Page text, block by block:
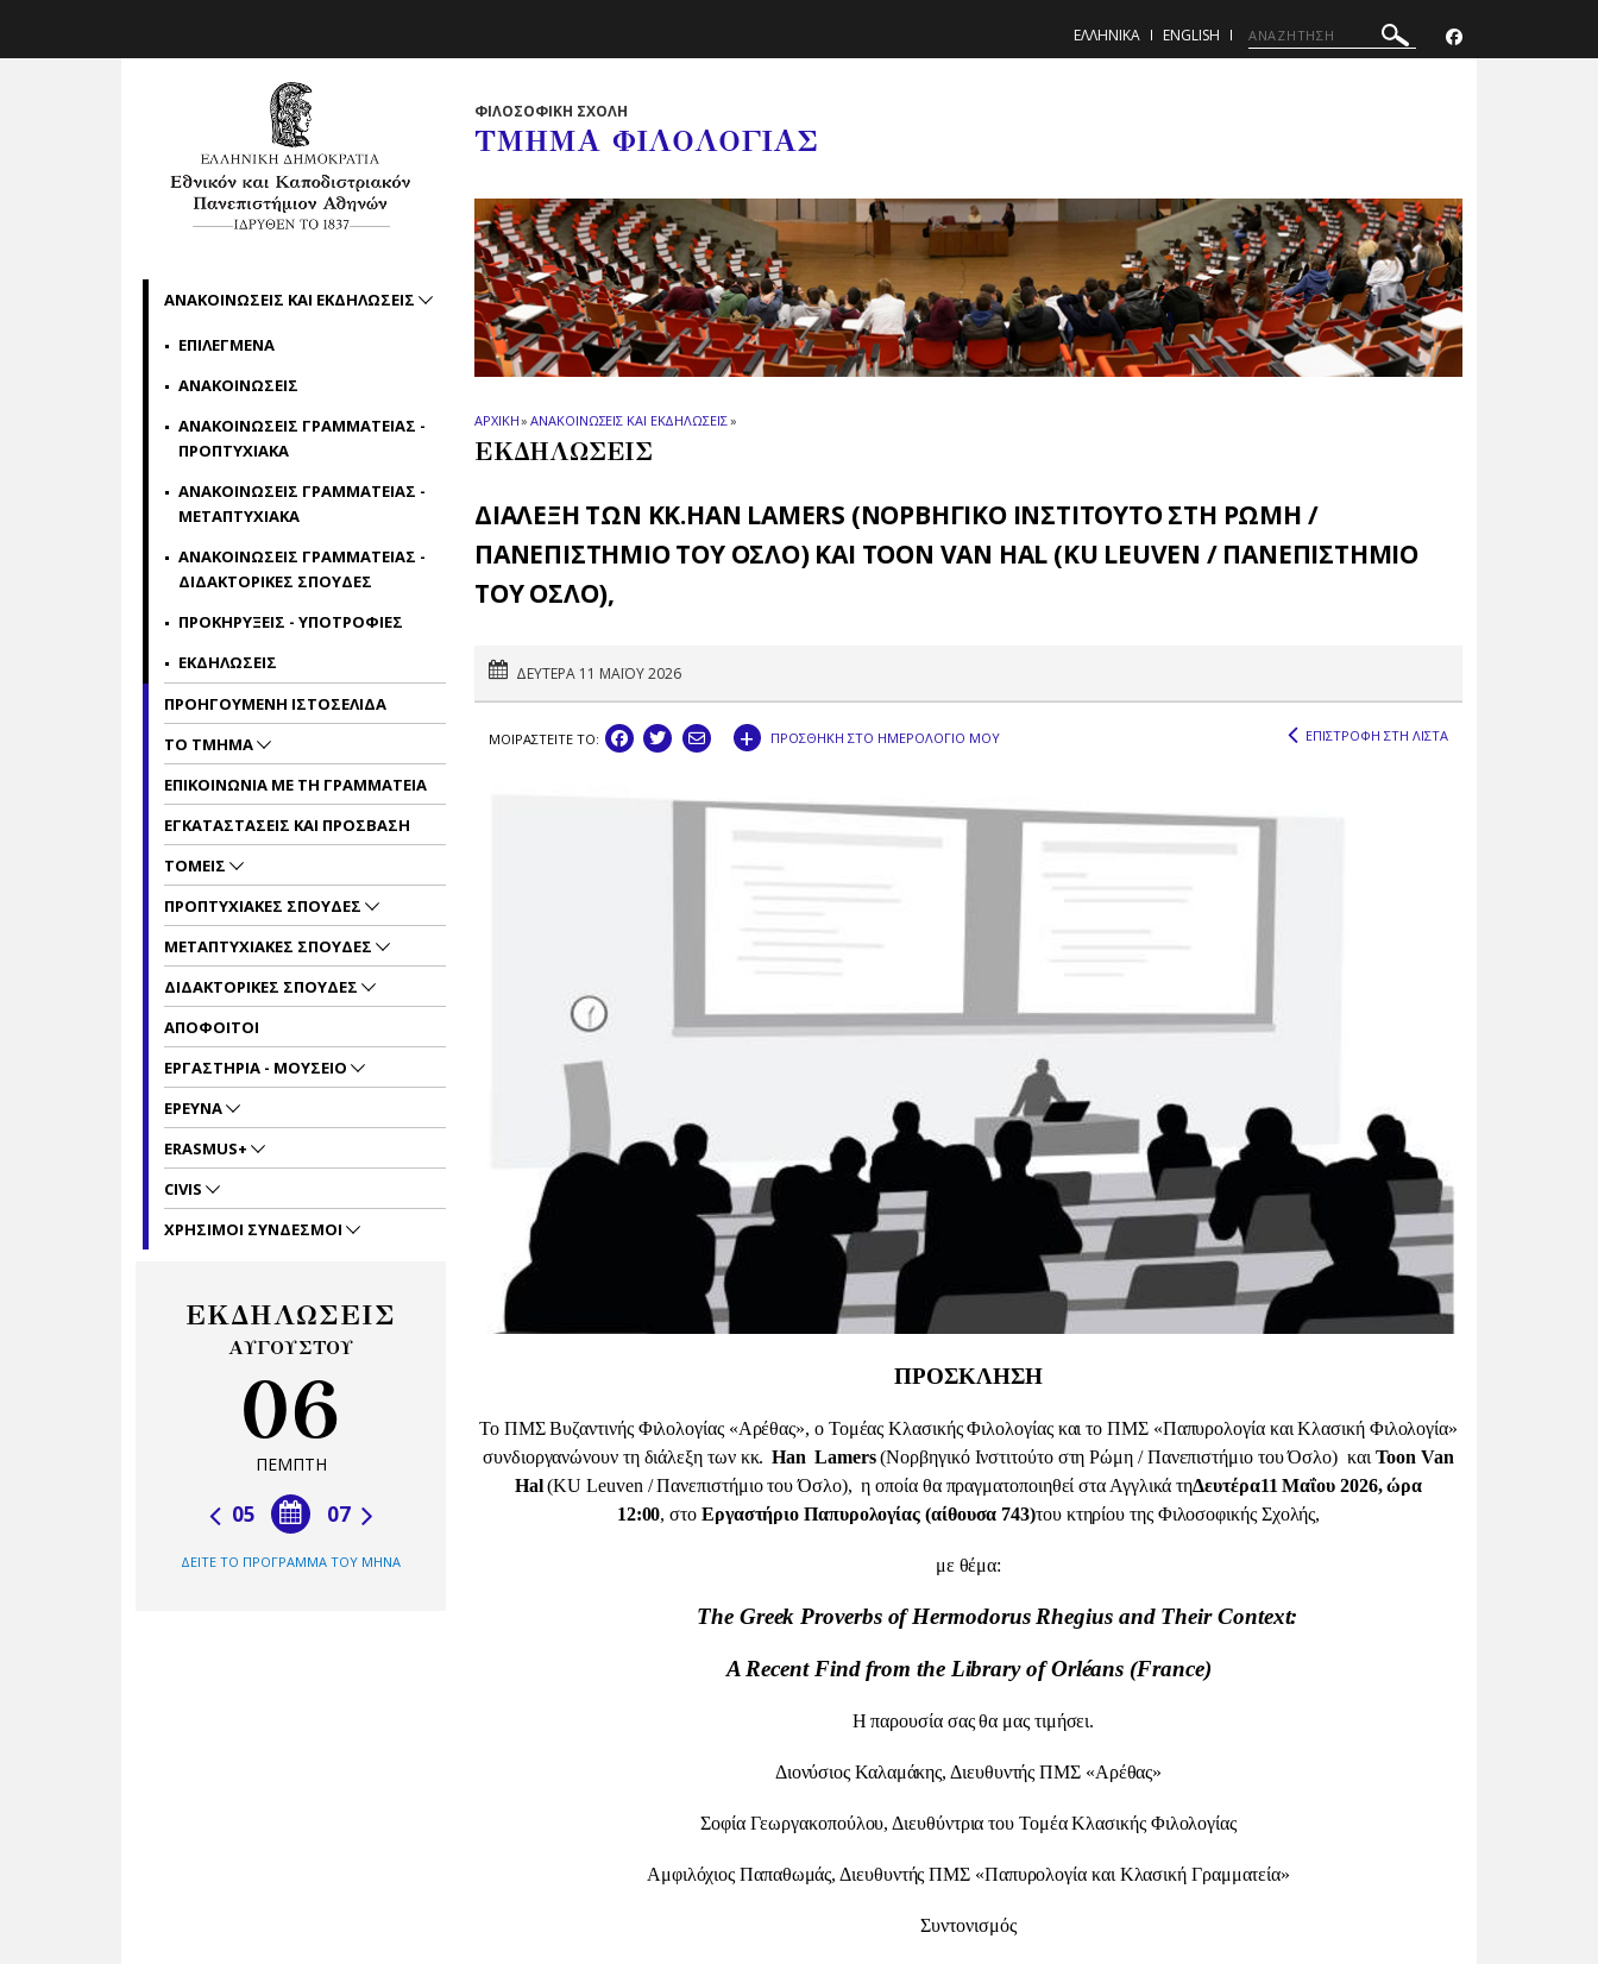
ΕΛΛΗΝΙΚΑ ENGLISH
ΦΙΛΟΣΟΦΙΚΗ ΣΧΟΛΗ
ΤΜΗΜΑ ΦΙΛΟΛΟΓΙΑΣ
ΑΡΧΙΚΗ» ΑΝΑΚΟΙΝΩΣΕΙΣ ΚΑΙ ΕΚΔΗΛΩΣΕΙΣ»
ΕΚΔΗΛΩΣΕΙΣ
ΔΙΑΛΕΞΗ ΤΩΝ ΚΚ.HAN LAMERS (ΝΟΡΒΗΓΙΚΟ ΙΝΣΤΙΤΟΥΤΟ ΣΤΗ ΡΩΜΗ /
ΠΑΝΕΠΙΣΤΗΜΙΟ ΤΟΥ ΟΣΛΟ) ΚΑΙ TOON VAN HAL (KU LEUVEN / ΠΑΝΕΠΙΣΤΗΜΙΟ
ΤΟΥ ΟΣΛΟ),
ΔΕΥΤΕΡΑ 11 ΜΑΪΟΥ 2026
ΜΟΙΡΑΣΤEIΤΕ ΤΟ: + ΠΡΟΣΘΗΚΗ ΣΤΟ ΗΜΕΡΟΛΟΓΙΟ ΜΟΥ ΕΠΙΣΤΡΟΦΗ ΣΤΗ ΛΙΣΤΑ
ΠΡΟΣΚΛΗΣΗ
Το ΠΜΣ Βυζαντινής Φιλολογίας «Αρέθας», ο Τομέας Κλασικής Φιλολογίας και τοΠΜΣ «Παπυρολογία και Κλασική Φιλολογία»
συνδιοργανώνουν τη διάλεξη των κκ. Han Lamers(Νορβηγικό Ινστιτούτο στη Ρώμη / Πανεπιστήμιο του Όσλο) και Toon Van
Hal(KU Leuven / Πανεπιστήμιο του Όσλο), η οποία θα πραγματοποιηθεί στα Αγγλικά τηΔευτέρα11 Μαΐου 2026, ώρα
12:00,στο Εργαστήριο Παπυρολογίας (αίθουσα 743)του κτηρίου της Φιλοσοφικής Σχολής,
με θέμα:
The Greek Proverbs of Hermodorus Rhegius and Their Context:
A Recent Find from the Library of Orléans (France)
Η παρουσία σας θα μας τιμήσει.
Διονύσιος Καλαμάκης, Διευθυντής ΠΜΣ «Αρέθας»
Σοφία Γεωργακοπούλου, Διευθύντρια του Τομέα Κλασικής Φιλολογίας
Αμφιλόχιος Παπαθωμάς, Διευθυντής ΠΜΣ «Παπυρολογία και Κλασική Γραμματεία»
Συντονισμός
ΑΝΑΚΟΙΝΩΣΕΙΣ ΚΑΙ ΕΚΔΗΛΩΣΕΙΣ
ΕΠΙΛΕΓΜΕΝΑ
ΑΝΑΚΟΙΝΩΣΕΙΣ
ΑΝΑΚΟΙΝΩΣΕΙΣ ΓΡΑΜΜΑΤΕΙΑΣ -
ΠΡΟΠΤΥΧΙΑΚΑ
ΑΝΑΚΟΙΝΩΣΕΙΣ ΓΡΑΜΜΑΤΕΙΑΣ -
ΜΕΤΑΠΤΥΧΙΑΚΑ
ΑΝΑΚΟΙΝΩΣΕΙΣ ΓΡΑΜΜΑΤΕΙΑΣ -
ΔΙΔΑΚΤΟΡΙΚΕΣ ΣΠΟΥΔΕΣ
ΠΡΟΚΗΡΥΞΕΙΣ - ΥΠΟΤΡΟΦΙΕΣ
ΕΚΔΗΛΩΣΕΙΣ
ΠΡΟΗΓΟΥΜΕΝΗ ΙΣΤΟΣΕΛΙΔΑ
ΤΟ ΤΜΗΜΑ
ΕΠΙΚΟΙΝΩΝΙΑ ΜΕ ΤΗ ΓΡΑΜΜΑΤΕΙΑ
ΕΓΚΑΤΑΣΤΑΣΕΙΣ ΚΑΙ ΠΡΟΣΒΑΣΗ
ΤΟΜΕΙΣ
ΠΡΟΠΤΥΧΙΑΚΕΣ ΣΠΟΥΔΕΣ
ΜΕΤΑΠΤΥΧΙΑΚΕΣ ΣΠΟΥΔΕΣ
ΔΙΔΑΚΤΟΡΙΚΕΣ ΣΠΟΥΔΕΣ
ΑΠΟΦΟΙΤΟΙ
ΕΡΓΑΣΤΗΡΙΑ - ΜΟΥΣΕΙΟ
ΕΡΕΥΝΑ
ERASMUS+
CIVIS
ΧΡΗΣΙΜΟΙ ΣΥΝΔΕΣΜΟΙ
ΕΚΔΗΛΩΣΕΙΣ
ΑΥΓΟΥΣΤΟΥ
06
ΠΕΜΠΤΗ
07
05
ΔΕΙΤΕ ΤΟ ΠΡΟΓΡΑΜΜΑ ΤΟΥ ΜΗΝΑ